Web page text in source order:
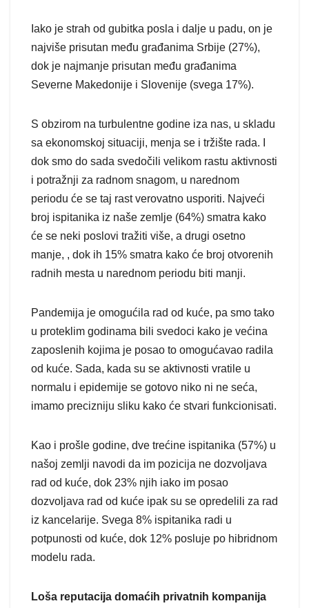
Iako je strah od gubitka posla i dalje u padu, on je
najviše prisutan među građanima Srbije (27%),
dok je najmanje prisutan među građanima
Severne Makedonije i Slovenije (svega 17%).
S obzirom na turbulentne godine iza nas, u skladu
sa ekonomskoj situaciji, menja se i tržište rada. I
dok smo do sada svedočili velikom rastu aktivnosti
i potražnji za radnom snagom, u narednom
periodu će se taj rast verovatno usporiti. Najveći
broj ispitanika iz naše zemlje (64%) smatra kako
će se neki poslovi tražiti više, a drugi osetno
manje, , dok ih 15% smatra kako će broj otvorenih
radnih mesta u narednom periodu biti manji.
Pandemija je omogućila rad od kuće, pa smo tako
u proteklim godinama bili svedoci kako je većina
zaposlenih kojima je posao to omogućavao radila
od kuće. Sada, kada su se aktivnosti vratile u
normalu i epidemije se gotovo niko ni ne seća,
imamo precizniju sliku kako će stvari funkcionisati.
Kao i prošle godine, dve trećine ispitanika (57%) u
našoj zemlji navodi da im pozicija ne dozvoljava
rad od kuće, dok 23% njih iako im posao
dozvoljava rad od kuće ipak su se opredelili za rad
iz kancelarije. Svega 8% ispitanika radi u
potpunosti od kuće, dok 12% posluje po hibridnom
modelu rada.
Loša reputacija domaćih privatnih kompanija